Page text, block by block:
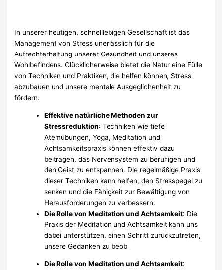
In unserer heutigen, schnelllebigen Gesellschaft ist das
Management von Stress unerlässlich für die
Aufrechterhaltung unserer Gesundheit und unseres
Wohlbefindens. Glücklicherweise bietet die Natur eine Fülle
von Techniken und Praktiken, die helfen können, Stress
abzubauen und unsere mentale Ausgeglichenheit zu
fördern.
Effektive natürliche Methoden zur
Stressreduktion: Techniken wie tiefe
Atemübungen, Yoga, Meditation und
Achtsamkeitspraxis können effektiv dazu
beitragen, das Nervensystem zu beruhigen und
den Geist zu entspannen. Die regelmäßige Praxis
dieser Techniken kann helfen, den Stresspegel zu
senken und die Fähigkeit zur Bewältigung von
Herausforderungen zu verbessern.
Die Rolle von Meditation und Achtsamkeit: Die
Praxis der Meditation und Achtsamkeit kann uns
dabei unterstützen, einen Schritt zurückzutreten,
unsere Gedanken zu beob
Die Rolle von Meditation und Achtsamkeit: